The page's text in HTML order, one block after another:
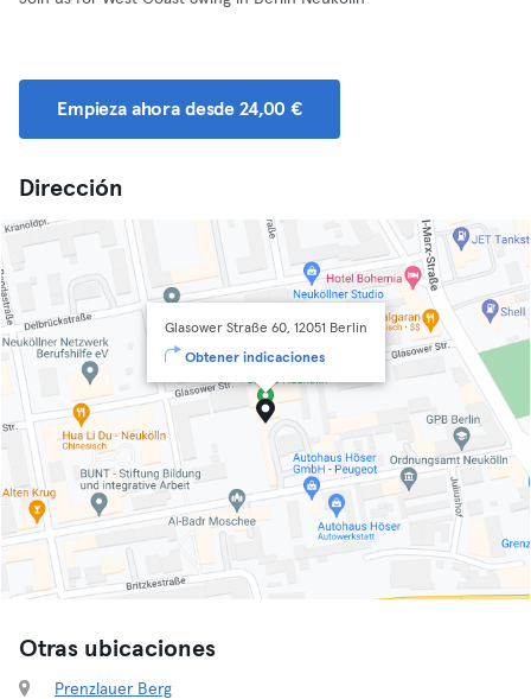
Empieza ahora desde 24,00 €
Dirección
Glasower Straße 60, 12051 Berlin
Obtener indicaciones
Otras ubicaciones
Prenzlauer Berg